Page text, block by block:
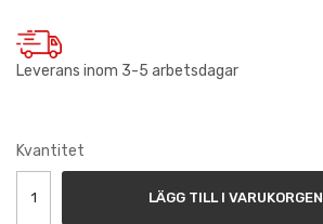
Leverans inom 3-5 arbetsdagar
Kvantitet
LÄGG TILL I VARUKORGEN